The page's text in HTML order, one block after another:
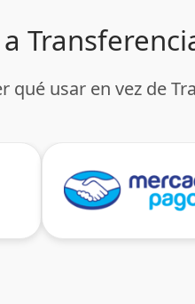
qué usar en vez de